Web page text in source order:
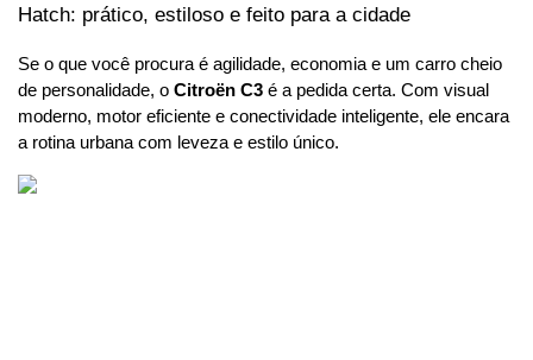
Hatch: prático, estiloso e feito para a cidade
Se o que você procura é agilidade, economia e um carro cheio
de personalidade, o Citroën C3 é a pedida certa. Com visual
moderno, motor eficiente e conectividade inteligente, ele encara
a rotina urbana com leveza e estilo único.